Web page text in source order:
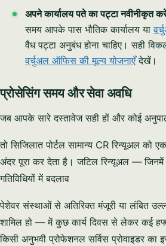
अपने कार्यालय पते का पट्टा नवीनीकृत
समय आपके पास भौतिक कार्यालय या
वैध पट्टा अनुबंध होना चाहिए। सही
वर्चुअल ऑफिस की मूल्य योजनाएँदेखें।
प्रोसेसिंग समय और सेवा अवधि
जब आपके सारे दस्तावेज सही हों और कोई
तो सिजिलात पोर्टल सामान्य CR रिन्यूअल को
अंदर पूरा कर देता है। जटिल रिन्यूअल — जिनमें
गतिविधियों में बदलाव
पेशेवर संस्थाओं से अतिरिक्त मंजूरी या लंबित
शामिल हो — में कुछ कार्य दिवस से लेकर कई
किसी अनुभवी प्रोफेशनल सर्विस प्रोवाइडर का